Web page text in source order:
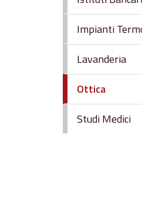
Impianti
Lavanderia
Ottica
Studi Medici